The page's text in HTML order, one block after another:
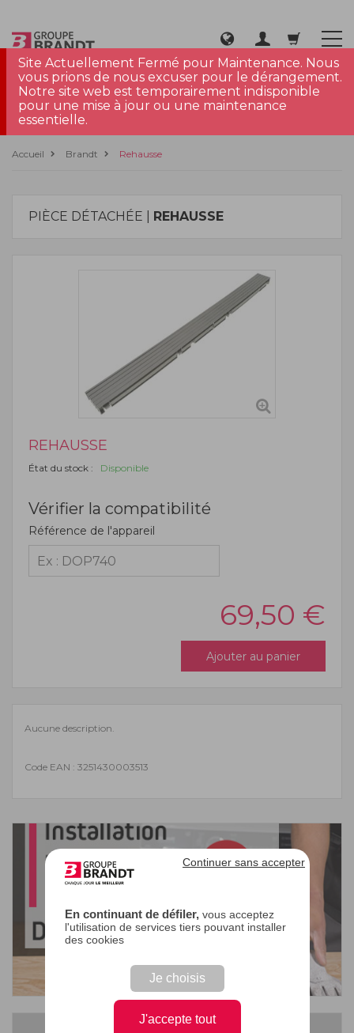
En continuant de défiler,vous acceptez
l'utilisation de services tiers pouvant installer
des cookies
Je choisis
J'accepte tout
Continuer sans accepter
Site Actuellement Fermé pour Maintenance. Nous
vous prions de nous excuser pour le dérangement.
Notre site web est temporairement indisponible
pour une mise à jour ou une maintenance
essentielle.
Accueil Brandt Rehausse
PIÈCE DÉTACHÉE | REHAUSSE
REHAUSSE
État du stock : Disponible
Vérifier la compatibilité
Référence de l'appareil
69,50 €
Ajouter au panier
Aucune description.
Code EAN : 3251430003513